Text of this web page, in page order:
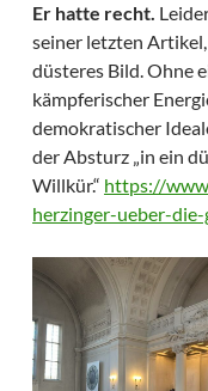
Er hatte recht.
seiner letzten
düsteres Bild. Ohne
kämpferischer
demokratischer
der Absturz „in ein
Willkür.“ https://
herzinger-ueber-